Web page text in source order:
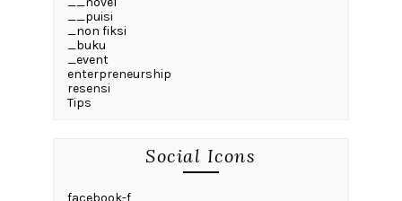
__puisi
_non fiksi
_buku
_event
enterpreneurship
resensi
Tips
Social Icons